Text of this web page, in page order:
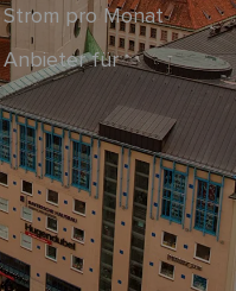
pro Monat
für